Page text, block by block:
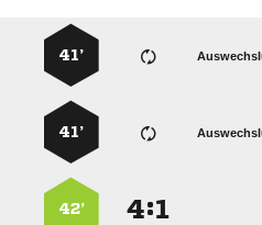
41’
41’
:
42’